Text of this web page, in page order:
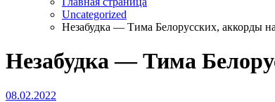
Uncategorized
Незабудка — Тима Белорусских, аккорды
Незабудка — Тима
08.02.2022